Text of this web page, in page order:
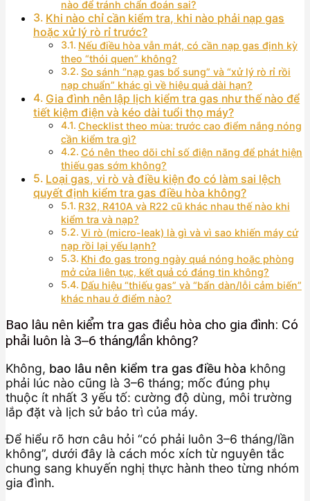
nào để tránh chẩn đoán sai?
Khi nào chỉ cần kiểm tra, khi nào phải nạp gas
hoặc xử lý rò rỉ trước?
Nếu điều hòa vẫn mát, có cần nạp gas định kỳ
theo “thói quen” không?
So sánh “nạp gas bổ sung” và “xử lý rò rỉ rồi
nạp chuẩn” khác gì về hiệu quả dài hạn?
Gia đình nên lập lịch kiểm tra gas như thế nào để
tiết kiệm điện và kéo dài tuổi thọ máy?
Checklist theo mùa: trước cao điểm nắng nóng
cần kiểm tra gì?
Có nên theo dõi chỉ số điện năng để phát hiện
thiếu gas sớm không?
Loại gas, vi rò và điều kiện đo có làm sai lệch
quyết định kiểm tra gas điều hòa không?
R32, R410A và R22 cũ khác nhau thế nào khi
kiểm tra và nạp?
Vi rò (micro-leak) là gì và vì sao khiến máy cứ
nạp rồi lại yếu lạnh?
Khi đo gas trong ngày quá nóng hoặc phòng
mở cửa liên tục, kết quả có đáng tin không?
Dấu hiệu “thiếu gas” và “bẩn dàn/lỗi cảm biến”
khác nhau ở điểm nào?
Bao lâu nên kiểm tra gas điều hòa cho gia đình: Có
phải luôn là 3–6 tháng/lần không?
Không, bao lâu nên kiểm tra gas điều hòa không
phải lúc nào cũng là 3–6 tháng; mốc đúng phụ
thuộc ít nhất 3 yếu tố: cường độ dùng, môi trường
lắp đặt và lịch sử bảo trì của máy.
Để hiểu rõ hơn câu hỏi “có phải luôn 3–6 tháng/lần
không”, dưới đây là cách móc xích từ nguyên tắc
chung sang khuyến nghị thực hành theo từng nhóm
gia đình.